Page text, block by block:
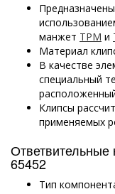
манжет ТРМ и
Материал
В качестве
специальный
Клипсы
применяемых
65452
Тип